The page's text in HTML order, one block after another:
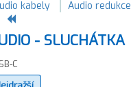
kabely Audio redukce
- SLUCHÁTKA
C